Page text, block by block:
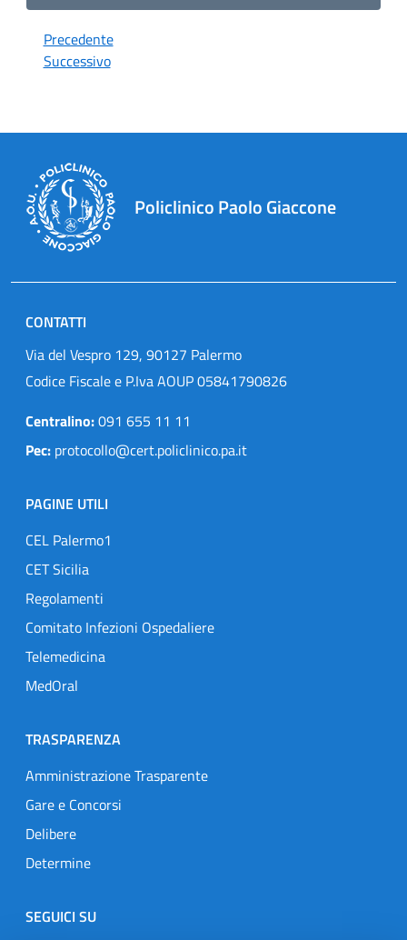
Precedente
Successivo
Policlinico Paolo Giaccone
CONTATTI
Via del Vespro 129, 90127 Palermo
Codice Fiscale e P.Iva AOUP 05841790826
Centralino:091 655 11 11
Pec: protocollo@cert.policlinico.pa.it
PAGINE UTILI
CEL Palermo1
CET Sicilia
Regolamenti
Comitato Infezioni Ospedaliere
Telemedicina
MedOral
TRASPARENZA
Amministrazione Trasparente
Gare e Concorsi
Delibere
Determine
SEGUICI SU